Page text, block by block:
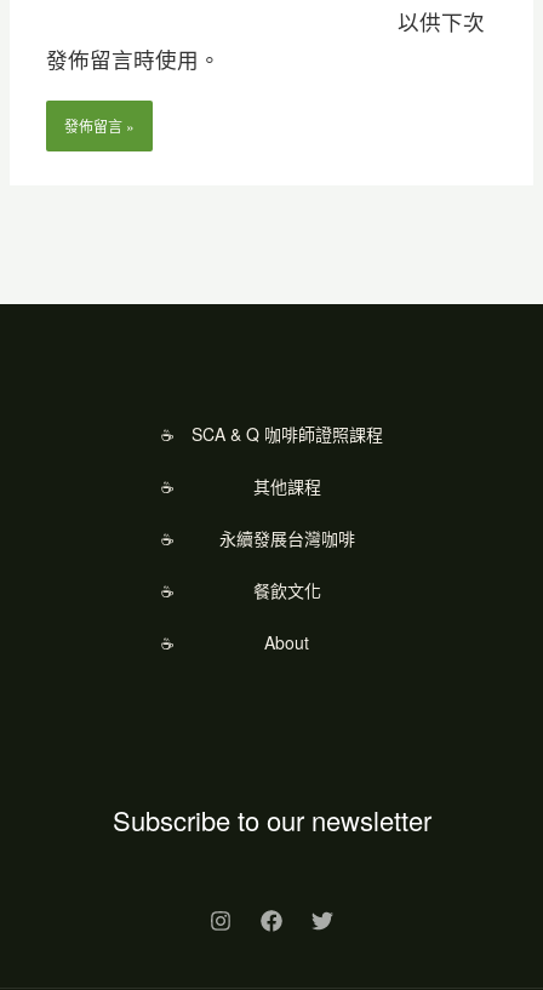
*
址
以供下次
發佈留言時使用。
SCA & Q 咖啡師證照課程
其他課程
永續發展台灣咖啡
餐飲文化
About
Subscribe to our newsletter